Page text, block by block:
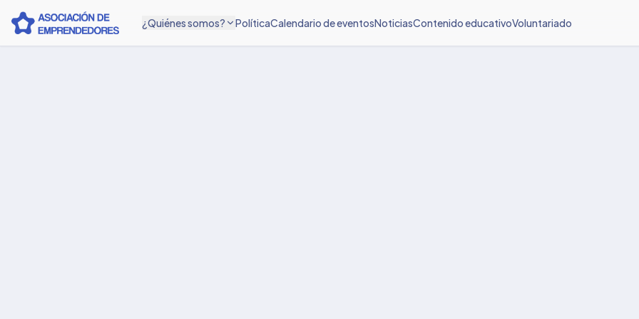
¿Quiénes somos? PolíticaCalendario de eventosNoticiasContenido educativoVoluntariado